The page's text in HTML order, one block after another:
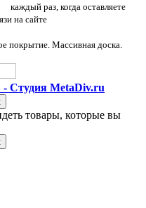
каждый раз, когда оставляете
на сайте
покрытие. Массивная доска.
- Студия MetaDiv.ru
товары, которые вы